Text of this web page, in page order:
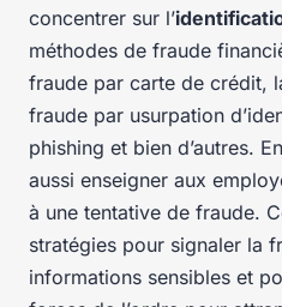
concentrer sur l’
méthodes de fraude
fraude par carte de crédit,
fraude par usurpation
phishing et bien d’autres.
aussi enseigner aux
à une tentative de fraude.
stratégies pour signaler la
informations sensibles et